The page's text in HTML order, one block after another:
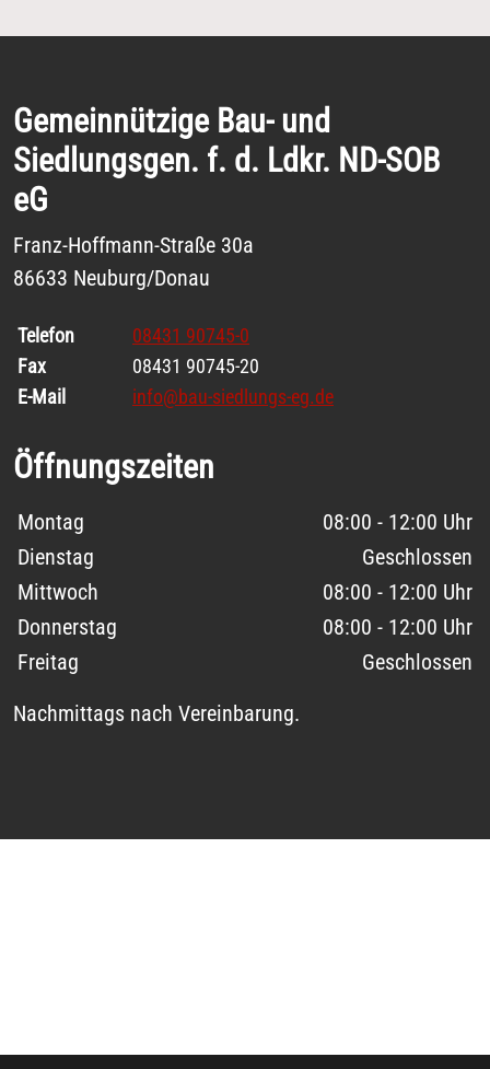
Gemeinnützige Bau- und
Siedlungsgen. f. d. Ldkr. ND-SOB
eG
Franz-Hoffmann-Straße 30a
86633 Neuburg/Donau
Telefon
08431 90745-0
Fax
08431 90745-20
E-Mail
info@bau-siedlungs-eg.de
Öffnungszeiten
Wochentage / Monate
Öffnungszeiten / Hinweise
Montag
08:00 - 12:00 Uhr
Dienstag
Geschlossen
Mittwoch
08:00 - 12:00 Uhr
Donnerstag
08:00 - 12:00 Uhr
Freitag
Geschlossen
Nachmittags nach Vereinbarung.